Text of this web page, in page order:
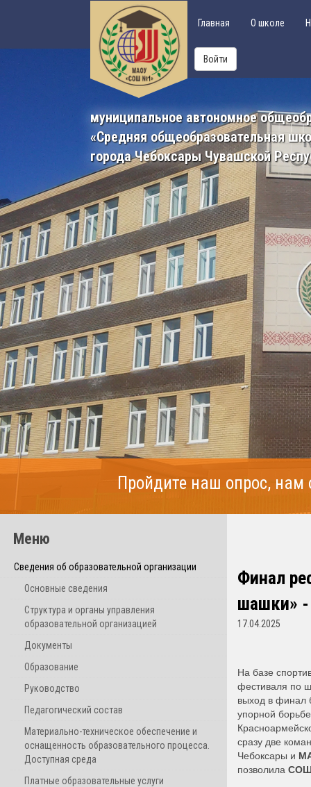
Главная О школе
Войти
муниципальное автономное
«Средняя общеобразовательная
города Чебоксары Чувашской
Пройдите наш опрос,
Меню
Сведения об образовательной организации
Основные сведения
Структура и органы управления
образовательной организацией
Документы
Образование
Руководство
Педагогический состав
Материально-техническое обеспечение и
оснащенность образовательного процесса.
Доступная среда
Платные образовательные услуги
Финал
шашки» -
17.04.2025
На базе
фестиваля по
выход в финал
упорной
сразу две
Чебоксары и
позволила СОШ